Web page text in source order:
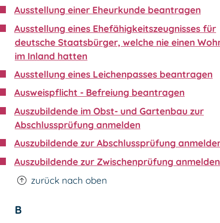
Ausstellung einer Eheurkunde beantragen
Ausstellung eines Ehefähigkeitszeugnisses für
deutsche Staatsbürger, welche nie einen
im Inland hatten
Ausstellung eines Leichenpasses beantragen
Ausweispflicht - Befreiung beantragen
Auszubildende im Obst- und Gartenbau zur
Abschlussprüfung anmelden
Auszubildende zur Abschlussprüfung
Auszubildende zur Zwischenprüfung anmelden
zurück nach oben
B